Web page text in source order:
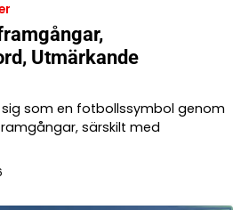
Utmärkande
som en fotbollssymbol genom
särskilt med